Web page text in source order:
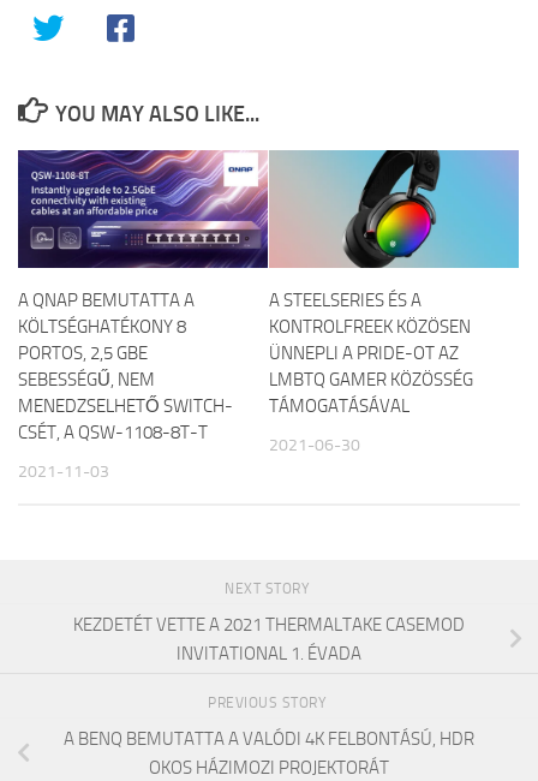
YOU MAY ALSO LIKE...
A QNAP BEMUTATTA A
KÖLTSÉGHATÉKONY 8
PORTOS, 2,5 GBE
SEBESSÉGŰ, NEM
MENEDZSELHETŐ SWITCH-
CSÉT, A QSW-1108-8T-T
2021-11-03
A STEELSERIES ÉS A
KONTROLFREEK KÖZÖSEN
ÜNNEPLI A PRIDE-OT AZ
LMBTQ GAMER KÖZÖSSÉG
TÁMOGATÁSÁVAL
2021-06-30
NEXT STORY
KEZDETÉT VETTE A 2021 THERMALTAKE CASEMOD
INVITATIONAL 1. ÉVADA
PREVIOUS STORY
A BENQ BEMUTATTA A VALÓDI 4K FELBONTÁSÚ, HDR
OKOS HÁZIMOZI PROJEKTORÁT